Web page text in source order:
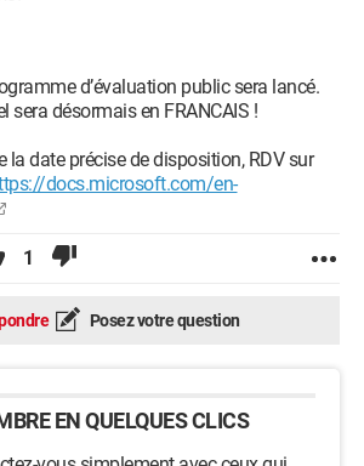
d’évaluation public sera lancé.
sera désormais en FRANCAIS !
la date précise de disposition, RDV sur
docs.microsoft.com/en-
1
Posez votre question
EN QUELQUES CLICS